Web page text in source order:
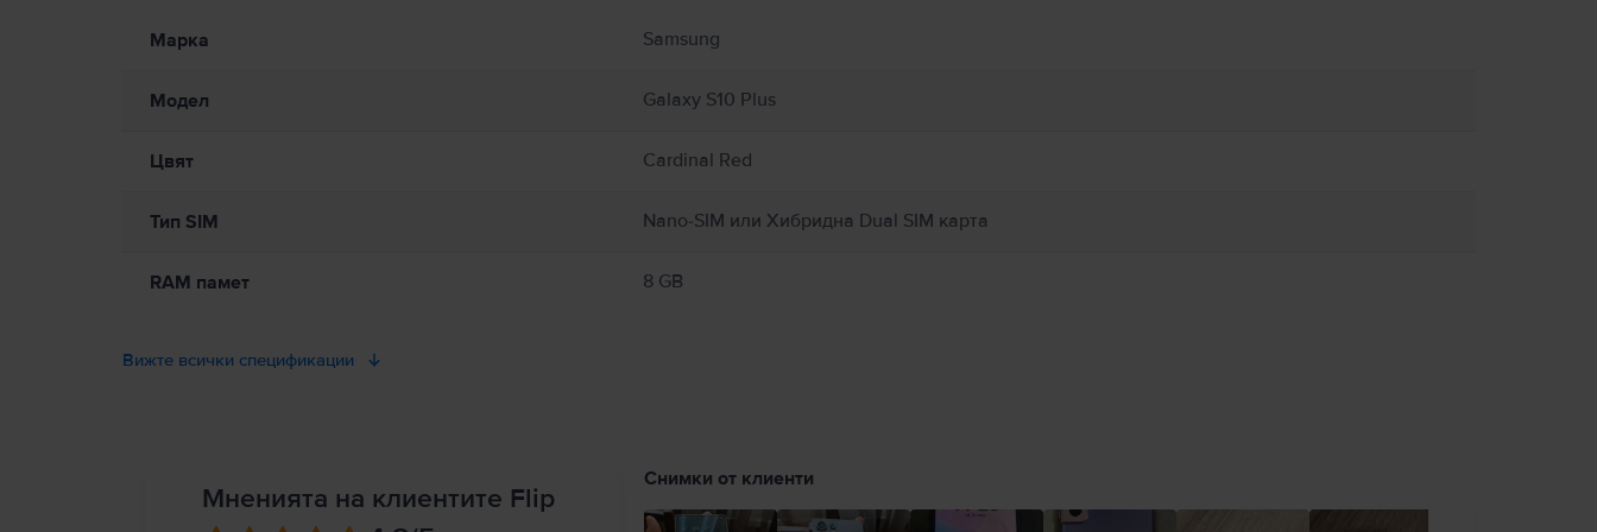
Марка Samsung
Модел Galaxy S10 Plus
Цвят Cardinal Red
Тип SIM Nano-SIM или Хибридна Dual SIM карта
RAM памет 8 GB
Вижте всички спецификации
Мненията на клиентите Flip
Снимки от клиенти